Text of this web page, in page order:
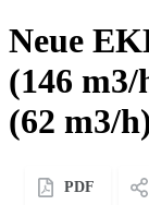
Neue
(146
(62 m3/
PDF